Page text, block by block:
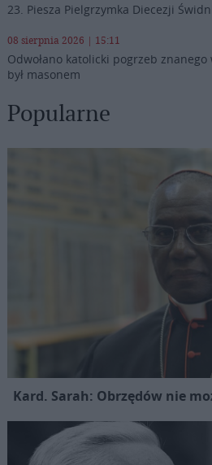
23. Piesza Pielgrzymka Diecezji
08 sierpnia 2026 | 15:11
Odwołano katolicki pogrzeb znanego
był masonem
Popularne
Kard. Sarah: Obrzędów nie